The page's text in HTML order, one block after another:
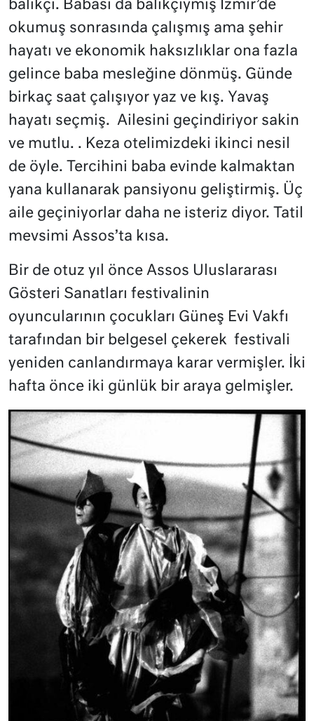
balıkçı. Babası da balıkçıymış İzmir’de
okumuş sonrasında çalışmış ama şehir
hayatı ve ekonomik haksızlıklar ona fazla
gelince baba mesleğine dönmüş. Günde
birkaç saat çalışıyor yaz ve kış. Yavaş
hayatı seçmiş. Ailesini geçindiriyor sakin
ve mutlu. . Keza otelimizdeki ikinci nesil
de öyle. Tercihini baba evinde kalmaktan
yana kullanarak pansiyonu geliştirmiş. Üç
aile geçiniyorlar daha ne isteriz diyor. Tatil
mevsimi Assos’ta kısa.
Bir de otuz yıl önce Assos Uluslararası
Gösteri Sanatları festivalinin
oyuncularının çocukları Güneş Evi Vakfı
tarafından bir belgesel çekerek festivali
yeniden canlandırmaya karar vermişler. İki
hafta önce iki günlük bir araya gelmişler.